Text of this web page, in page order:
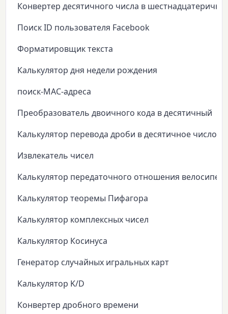
Конвертер десятичного числа в
Поиск ID пользователя Facebook
Форматировщик текста
Калькулятор дня недели рождения
поиск-MAC-адреса
Преобразователь двоичного кода в десятичный
Калькулятор перевода дроби в десятичное число
Извлекатель чисел
Калькулятор передаточного отношения
Калькулятор теоремы Пифагора
Калькулятор комплексных чисел
Калькулятор Косинуса
Генератор случайных игральных карт
Калькулятор K/D
Конвертер дробного времени